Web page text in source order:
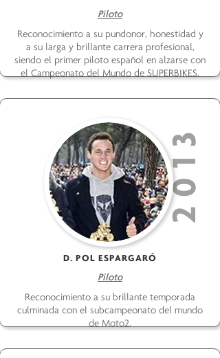
Piloto
Reconocimiento a su pundonor, honestidad y
a su larga y brillante carrera profesional,
siendo el primer piloto español en alzarse con
el Campeonato del Mundo de SUPERBIKES.
2013
D. POL ESPARGARÓ
Piloto
Reconocimiento a su brillante temporada
culminada con el subcampeonato del mundo
de Moto2.